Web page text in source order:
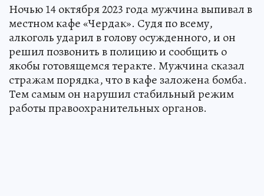
Ночью 14 октября 2023 года мужчина выпивал в
местном кафе «Чердак». Судя по всему,
алкоголь ударил в голову осужденного, и он
решил позвонить в полицию и сообщить о
якобы готовящемся теракте. Мужчина сказал
стражам порядка, что в кафе заложена бомба.
Тем самым он нарушил стабильный режим
работы правоохранительных органов.